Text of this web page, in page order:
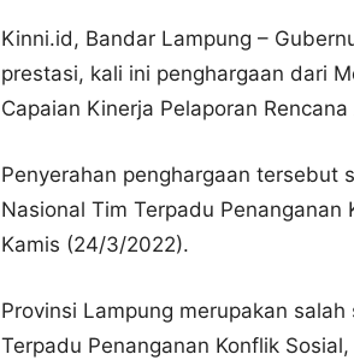
Kinni.id, Bandar Lampung –
prestasi, kali ini penghargaan dari
Capaian Kinerja Pelaporan
Penyerahan penghargaan tersebut
Nasional Tim Terpadu Penanganan
Kamis (24/3/2022).
Provinsi Lampung merupakan
Terpadu Penanganan Konflik